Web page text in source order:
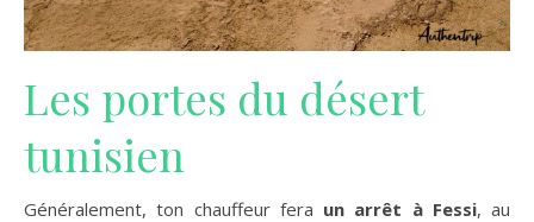
Les portes du désert
tunisien
Généralement, ton chauffeur fera un arrêt à Fessi, au